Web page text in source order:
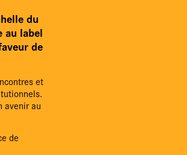
du
label
de
et
avenir au
de